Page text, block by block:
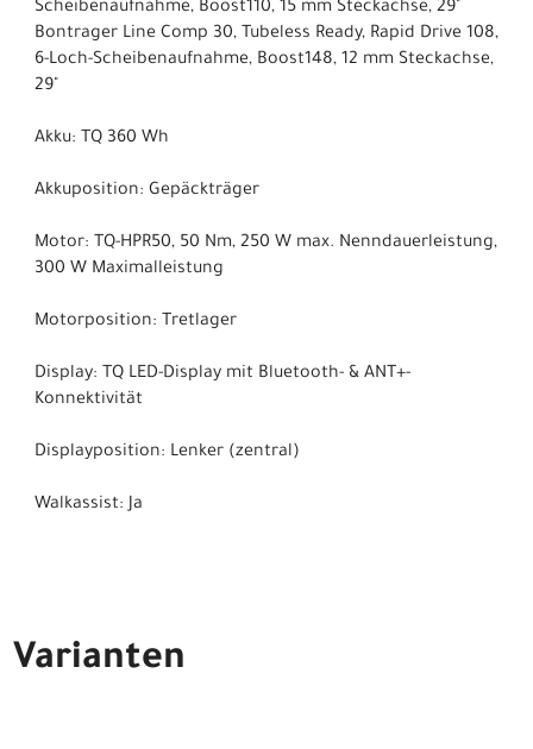
Scheibenaufnahme, Boost110, 15 mm Steckachse, 29"
Bontrager Line Comp 30, Tubeless Ready, Rapid Drive 108,
6-Loch-Scheibenaufnahme, Boost148, 12 mm Steckachse,
29"
Akku: TQ 360 Wh
Akkuposition: Gepäckträger
Motor: TQ-HPR50, 50 Nm, 250 W max. Nenndauerleistung,
300 W Maximalleistung
Motorposition: Tretlager
Display: TQ LED-Display mit Bluetooth- & ANT+-
Konnektivität
Displayposition: Lenker (zentral)
Walkassist: Ja
Varianten